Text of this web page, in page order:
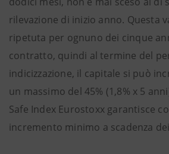
rilevazione di inizio anno. Questa
ripetuta per ognuno dei cinque
contratto, quindi al termine del
indicizzazione, il capitale si può
un massimo del 45% (1,8% x 5
Safe Index Eurostoxx garantisce
incremento minimo a scadenza